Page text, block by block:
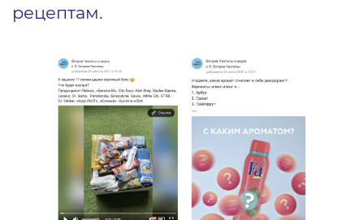
рецептам.